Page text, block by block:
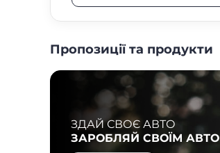
Пропозиції та продукти
ЗДАЙ СВОЄ АВТО
ЗАРОБЛЯЙ СВОЇМ АВТО